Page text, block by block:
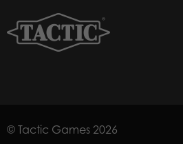
© Tactic Games 2026